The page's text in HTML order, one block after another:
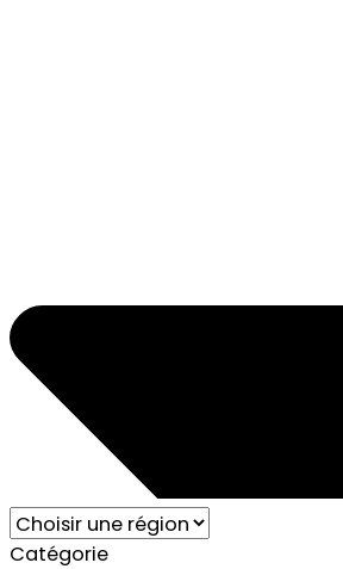
Catégorie